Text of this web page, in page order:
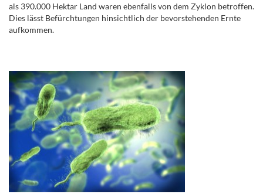
als 390.000 Hektar Land waren ebenfalls von dem Zyklon betroffen.
Dies lässt Befürchtungen hinsichtlich der bevorstehenden Ernte
aufkommen.